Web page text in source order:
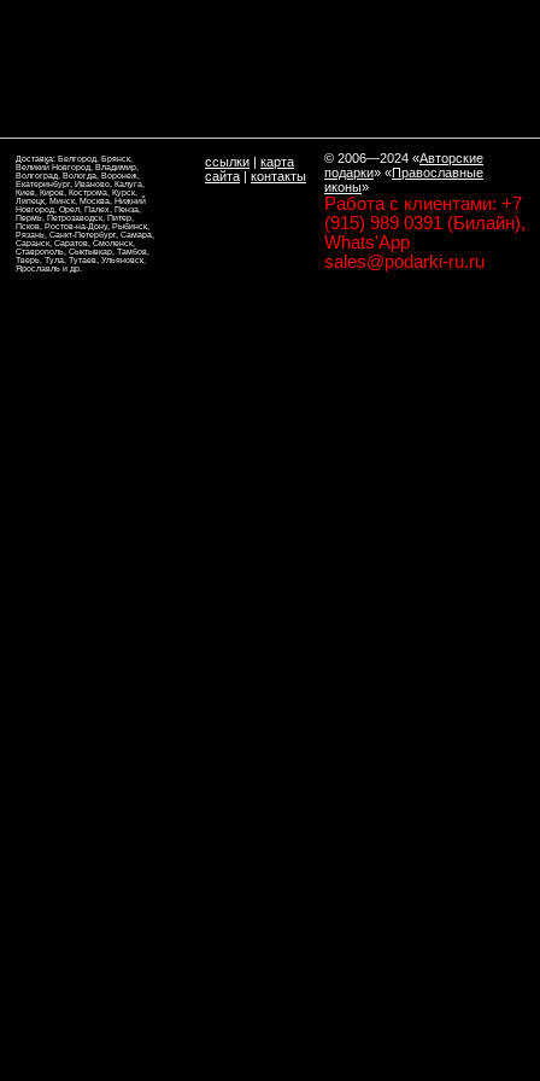
Доставка: Белгород, Брянск,
Великий Новгород, Владимир,
Волгоград, Вологда, Воронеж,
Екатеринбург, Иваново, Калуга,
Киев, Киров, Кострома, Курск,
Липецк, Минск, Москва, Нижний
Новгород, Орел, Палех, Пенза,
Пермь, Петрозаводск, Питер,
Псков, Ростов-на-Дону, Рыбинск,
Рязань, Санкт-Петербург, Самара,
Саранск, Саратов, Смоленск,
Ставрополь, Сыктывкар, Тамбов,
Тверь, Тула, Тутаев, Ульяновск,
Ярославль и др.
ссылки | карта
сайта | контакты
© 2006—2024 «Авторские
подарки» «Православные
иконы»
Работа с клиентами: +7
(915) 989 0391 (Билайн),
Whats'App
sales@podarki-ru.ru